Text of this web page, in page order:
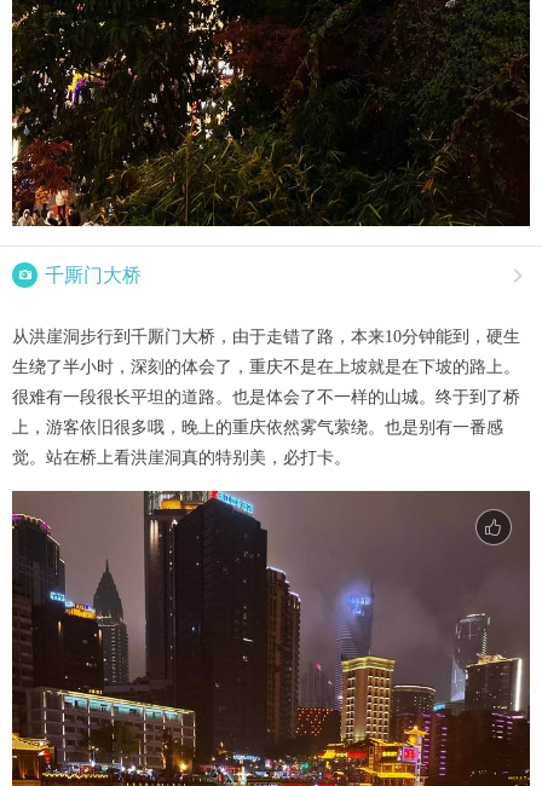
 千厮门大桥 
从洪崖洞步行到千厮门大桥，由于走错了路，本来10分钟能到，硬生
生绕了半小时，深刻的体会了，重庆不是在上坡就是在下坡的路上。
很难有一段很长平坦的道路。也是体会了不一样的山城。终于到了桥
上，游客依旧很多哦，晚上的重庆依然雾气萦绕。也是别有一番感
觉。站在桥上看洪崖洞真的特别美，必打卡。